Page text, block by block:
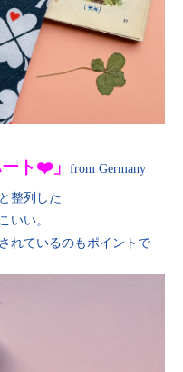
ト❤️」 from Germany
整列した
いい。
れているのもポイントで